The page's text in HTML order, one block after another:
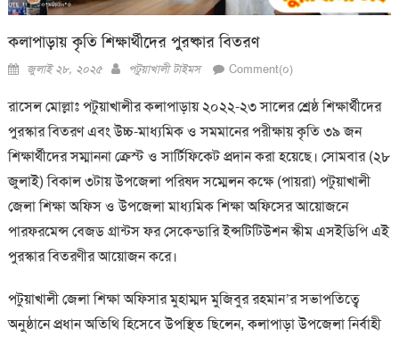
কলাপাড়ায় কৃতি শিক্ষার্থীদের পুরষ্কার বিতরণ
Posted
জুলাই ২৮, ২০২৫ Author
পটুয়াখালী টাইমস Comment(০)
রাসেল মোল্লাঃ পটুয়াখালীর কলাপাড়ায় ২০২২-২৩ সালের শ্রেষ্ঠ শিক্ষার্থীদের
পুরস্কার বিতরণ এবং উচ্চ-মাধ্যমিক ও সমমানের পরীক্ষায় কৃতি ৩৯ জন
শিক্ষার্থীদের সম্মাননা ক্রেস্ট ও সার্টিফিকেট প্রদান করা হয়েছে। সোমবার (২৮
জুলাই) বিকাল ৩টায় উপজেলা পরিষদ সম্মেলন কক্ষে (পায়রা) পটুয়াখালী
জেলা শিক্ষা অফিস ও উপজেলা মাধ্যমিক শিক্ষা অফিসের আয়োজনে
পারফরমেন্স বেজড গ্রান্টস ফর সেকেন্ডারি ইন্সটিটিউশন স্কীম এসইডিপি এই
পুরস্কার বিতরণীর আয়োজন করে।
পটুয়াখালী জেলা শিক্ষা অফিসার মুহাম্মদ মুজিবুর রহমান’র সভাপতিত্বে
অনুষ্ঠানে প্রধান অতিথি হিসেবে উপস্থিত ছিলেন, কলাপাড়া উপজেলা নির্বাহী